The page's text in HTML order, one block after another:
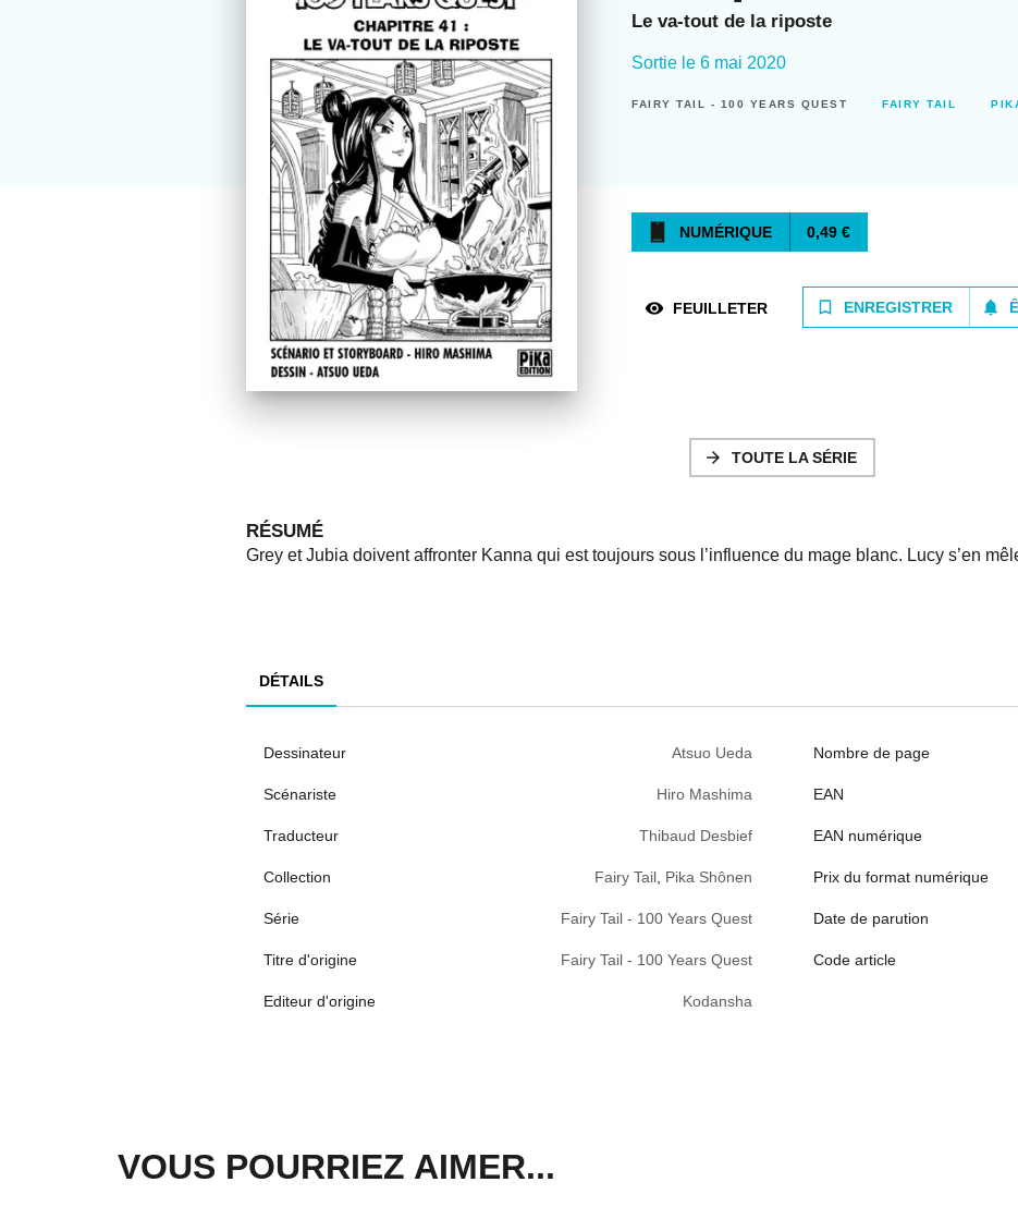
Le va-tout de la riposte
Sortie le6 mai 2020
FAIRY TAIL - 100 YEARS QUEST FAIRY TAIL
NUMÉRIQUE 0,49 €
visibility FEUILLETER bookmark_border ENREGISTRER notifications
arrow_forward TOUTE LA SÉRIE
RÉSUMÉ
Grey et Jubia doivent affronter Kanna qui est toujours sous l’influence du mage blanc. Lucy s’en
DÉTAILS
Dessinateur Atsuo Ueda
Scénariste Hiro Mashima
Traducteur Thibaud Desbief
Collection Fairy Tail, Pika Shônen
Série Fairy Tail - 100 Years Quest
Titre d'origine Fairy Tail - 100 Years Quest
Editeur d'origine Kodansha
Nombre de page
EAN
EAN numérique
Prix du format numérique
Date de parution
Code article
VOUS POURRIEZ AIMER...